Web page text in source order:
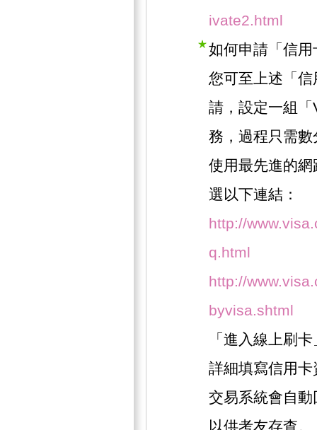
ivate2.html
如何申請「信
您可至上述「
請，設定一組
務，過程只需
使用最先進的
選以下連結：
http://
q.html
http://
byvisa.shtml
「進入線上刷
詳細填寫信用
交易系統會自
以供考友存查。